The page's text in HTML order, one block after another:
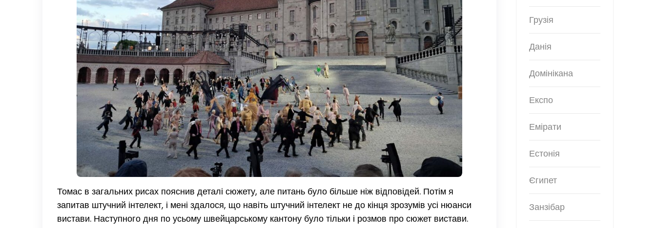
Томас в загальних рисах пояснив деталі сюжету, але питань було більше ніж відповідей. Потім я
запитав штучний інтелект, і мені здалося, що навіть штучний інтелект не до кінця зрозумів усі нюанси
вистави. Наступного дня по усьому швейцарському кантону було тільки і розмов про сюжет вистави.
Грузія
Данія
Домінікана
Експо
Емірати
Естонія
Єгипет
Занзібар